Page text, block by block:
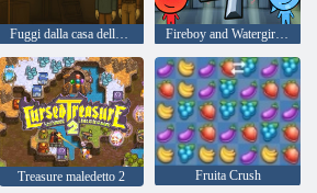
Fuggi dalla casa della strana ragazza Fireboy and Watergirl 4: Tempio di Cristallo
Treasure maledetto 2 Fruita Crush